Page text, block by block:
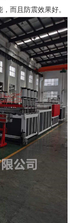
而且防震效果好。